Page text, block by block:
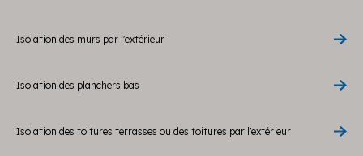
Isolation des murs par l'extérieur
Isolation des planchers bas
Isolation des toitures terrasses ou des toitures par l'extérieur